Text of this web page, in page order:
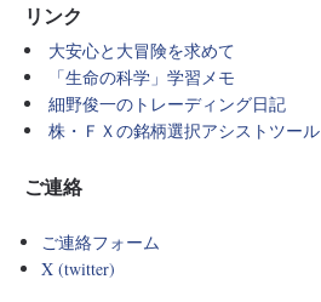
リンク
大安心と大冒険を求めて
「生命の科学」学習メモ
細野俊一のトレーディング日記
株・ＦＸの銘柄選択アシストツール
ご連絡
ご連絡フォーム
X (twitter)